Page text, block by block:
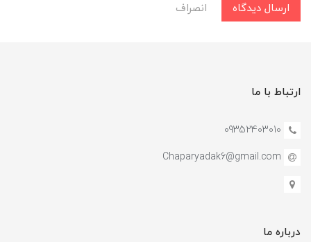
ارسال دیدگاه انصراف
ارتباط با ما
09352403010
Chaparyadak6@gmail.com
درباره ما